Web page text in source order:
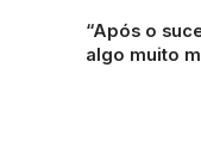
“Após o
algo muito